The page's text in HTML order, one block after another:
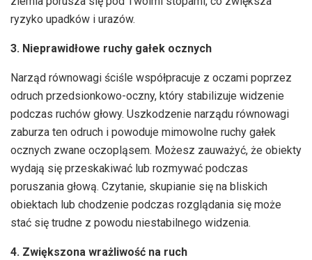
ryzyko upadków i urazów.
3. Nieprawidłowe ruchy gałek ocznych
Narząd równowagi ściśle współpracuje z oczami poprzez
odruch przedsionkowo-oczny, który stabilizuje widzenie
podczas ruchów głowy. Uszkodzenie narządu równowagi
zaburza ten odruch i powoduje mimowolne ruchy gałek
ocznych zwane oczopląsem. Możesz zauważyć, że obiekty
wydają się przeskakiwać lub rozmywać podczas
poruszania głową. Czytanie, skupianie się na bliskich
obiektach lub chodzenie podczas rozglądania się może
stać się trudne z powodu niestabilnego widzenia.
4. Zwiększona wrażliwość na ruch